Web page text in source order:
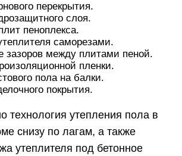
перекрытия.
слоя.
пеноплекса.
саморезами.
зазоров между плитами пеной.
пленки.
пола на балки.
покрытия.
технология утепления пола в
снизу по лагам, а также
утеплителя под бетонное